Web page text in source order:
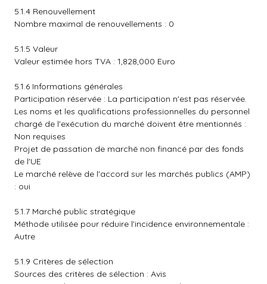
5.1.4 Renouvellement
Nombre maximal de renouvellements : 0
5.1.5 Valeur
Valeur estimée hors TVA : 1,828,000 Euro
5.1.6 Informations générales
Participation réservée : La participation n'est pas réservée.
Les noms et les qualifications professionnelles du personnel
chargé de l'exécution du marché doivent être mentionnés :
Non requises
Projet de passation de marché non financé par des fonds
de l'UE
Le marché relève de l'accord sur les marchés publics (AMP)
: oui
5.1.7 Marché public stratégique
Méthode utilisée pour réduire l'incidence environnementale :
Autre
5.1.9 Critères de sélection
Sources des critères de sélection : Avis